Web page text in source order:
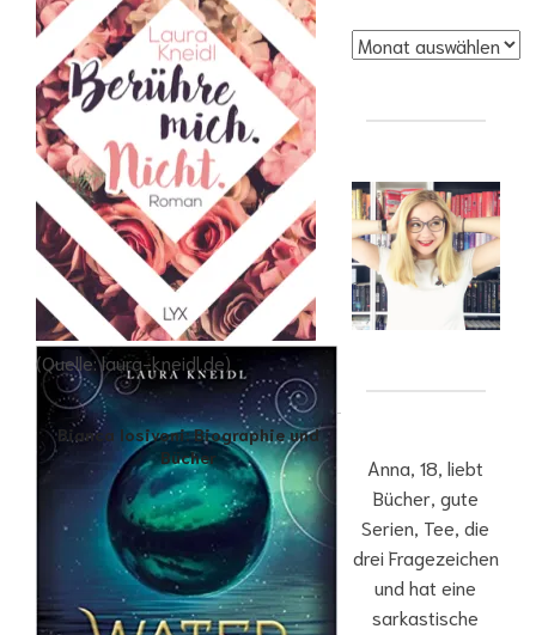
(Quelle: laura-kneidl.de)
Bianca Iosivoni: Biographie und
Bücher
Archive
Anna, 18, liebt
Bücher, gute
Serien, Tee, die
drei Fragezeichen
und hat eine
sarkastische